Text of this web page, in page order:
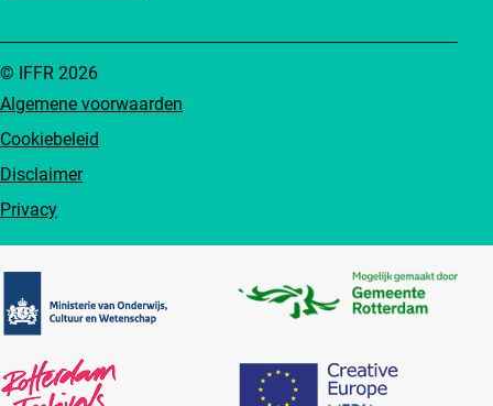
Algemene voorwaarden
Cookiebeleid
Disclaimer
Privacy
© IFFR 2026